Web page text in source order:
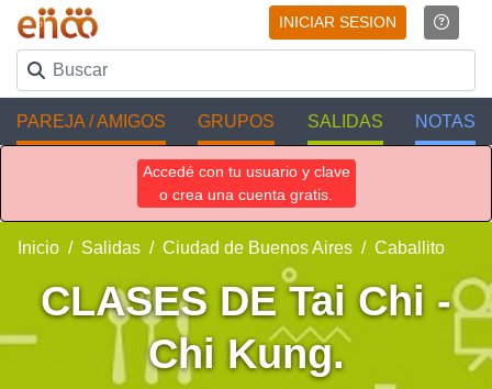
INICIAR SESION
PAREJA / AMIGOS GRUPOS SALIDAS NOTAS
Accedé con tu usuario y clave
o crea una cuenta gratis.
Inicio Salidas Ciudad de Buenos Aires Caballito
CLASES DE Tai Chi -
Chi Kung.